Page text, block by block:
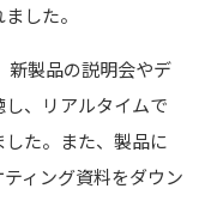
した。
新製品の説明会やデ
、リアルタイムで
た。また、製品に
ィング資料をダウン